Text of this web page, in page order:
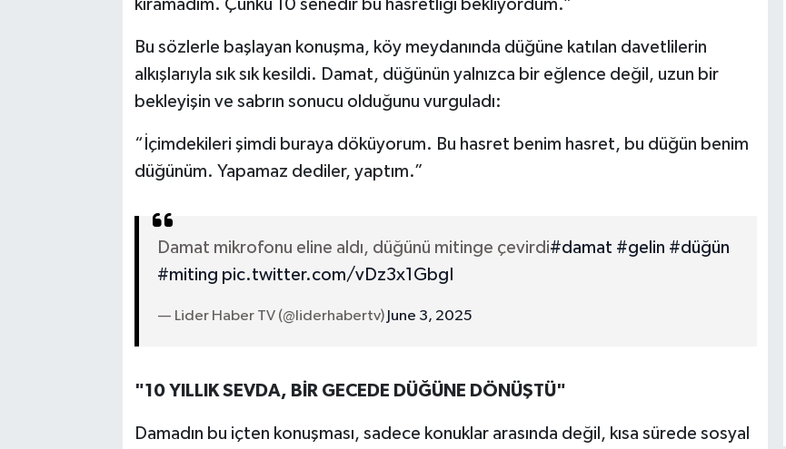
kıramadım. Çünkü 10 senedir bu hasretliği bekliyordum.”
Bu sözlerle başlayan konuşma, köy meydanında düğüne katılan davetlilerin
alkışlarıyla sık sık kesildi. Damat, düğünün yalnızca bir eğlence değil, uzun bir
bekleyişin ve sabrın sonucu olduğunu vurguladı:
“İçimdekileri şimdi buraya döküyorum. Bu hasret benim hasret, bu düğün benim
düğünüm. Yapamaz dediler, yaptım.”
Damat mikrofonu eline aldı, düğünü mitinge çevirdi#damat #gelin #düğün
#miting pic.twitter.com/vDz3x1GbgI
— Lider Haber TV (@liderhabertv) June 3, 2025
"10 YILLIK SEVDA, BİR GECEDE DÜĞÜNE DÖNÜŞTÜ"
Damadın bu içten konuşması, sadece konuklar arasında değil, kısa sürede sosyal